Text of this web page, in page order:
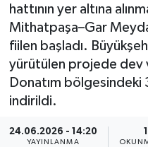
hattının yer altına
Mithatpaşa–Gar
fiilen başladı.
yürütülen projede dev
Donatım bölgesindeki
indirildi.
24.06.2026 - 14:20
YAYINLANMA